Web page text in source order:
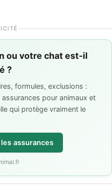
ou votre chat est-il
?
formules, exclusions :
pour animaux et
qui protège vraiment le
assurances